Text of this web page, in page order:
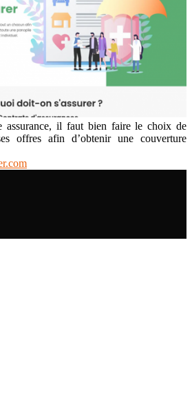
assurance, il faut bien faire le choix de
offres afin d’obtenir une couverture